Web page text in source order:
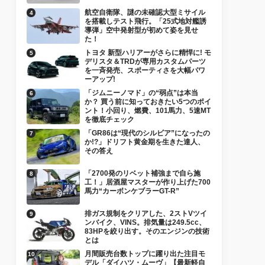
航空自衛隊、謎の未確認大型ミサイル
を搭載しテスト飛行。「25式地対艦誘
導弾」空中発射型が初めて姿を見せ
た！
トヨタ 新型ハリアーがさらに精悍に! モ
デリスタ＆TRDが専用カスタムパーツ
を一斉発売、スポーティさを大幅パワ
ーアップ!
「ジムニーノマド」の“弱点”は本当
か？ 買う前に知っておきたい5つのポイ
ント！小回り、燃費、101馬力、5速MT
を徹底チェック
「GR86は“現代のシルビア”になったの
か!?」ドリフト黄金期を生きた達人、
その答え
「2700発のリベット補強まで自ら施
工！」居酒屋マスターが作り上げた700
馬力“カーボンケブラーGT-R”
排ガス規制をクリアした、2ストVツイ
ンバイク、VINS。排気量は249.5cc、
83HPを絞り出す。そのエンジンの技術
とは
月間販売台数トップに躍り出た注目モ
デル「ダイハツ・ムーヴ」【最新軽自